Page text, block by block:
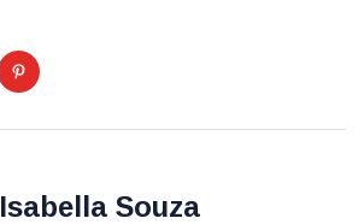
Isabella Souza